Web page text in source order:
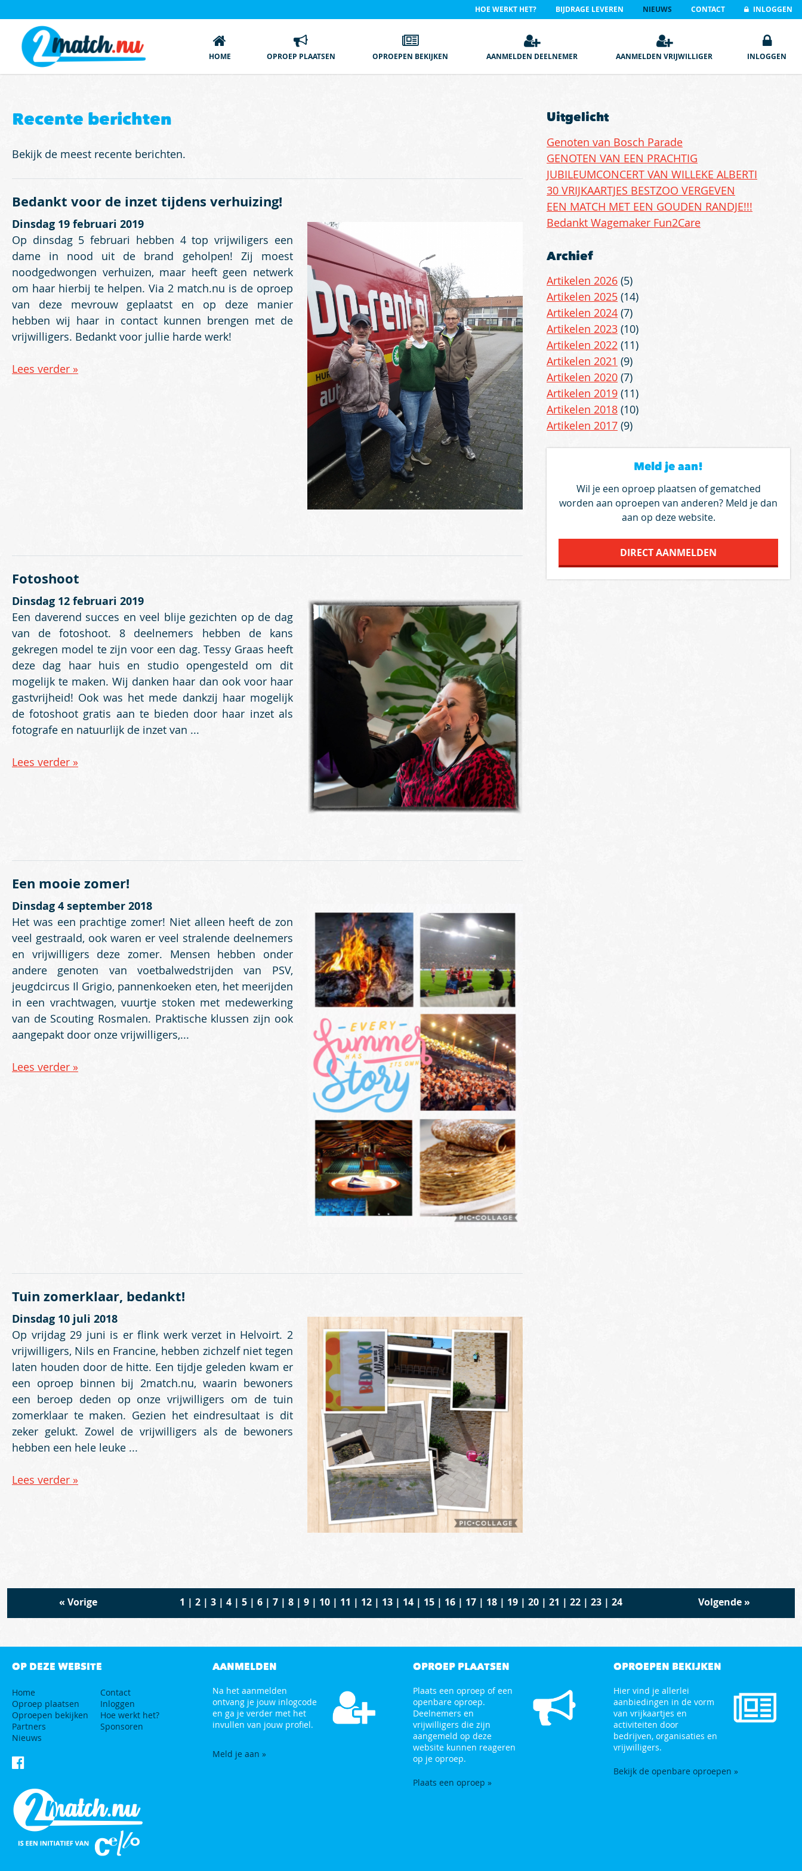
INLOGGEN
CONTACT
NIEUWS
BIJDRAGE LEVEREN
HOE WERKT HET?
HOME OPROEP PLAATSEN OPROEPEN BEKIJKEN AANMELDEN DEELNEMER AANMELDEN VRIJWILLIGER INLOGGEN
Recente berichten
Bekijk de meest recente berichten.
Bedankt voor de inzet tijdens verhuizing!
Dinsdag 19 februari 2019
Op dinsdag 5 februari hebben 4 top vrijwiligers een
dame in nood uit de brand geholpen! Zij moest
noodgedwongen verhuizen, maar heeft geen netwerk
om haar hierbij te helpen. Via 2 match.nu is de oproep
van deze mevrouw geplaatst en op deze manier
hebben wij haar in contact kunnen brengen met de
vrijwilligers. Bedankt voor jullie harde werk!
Lees verder »
Fotoshoot
Dinsdag 12 februari 2019
Een daverend succes en veel blije gezichten op de dag
van de fotoshoot. 8 deelnemers hebben de kans
gekregen model te zijn voor een dag. Tessy Graas heeft
deze dag haar huis en studio opengesteld om dit
mogelijk te maken. Wij danken haar dan ook voor haar
gastvrijheid! Ook was het mede dankzij haar mogelijk
de fotoshoot gratis aan te bieden door haar inzet als
fotografe en natuurlijk de inzet van ...
Lees verder »
Een mooie zomer!
Dinsdag 4 september 2018
Het was een prachtige zomer! Niet alleen heeft de zon
veel gestraald, ook waren er veel stralende deelnemers
en vrijwilligers deze zomer. Mensen hebben onder
andere genoten van voetbalwedstrijden van PSV,
jeugdcircus Il Grigio, pannenkoeken eten, het meerijden
in een vrachtwagen, vuurtje stoken met medewerking
van de Scouting Rosmalen. Praktische klussen zijn ook
aangepakt door onze vrijwilligers,...
Lees verder »
Tuin zomerklaar, bedankt!
Dinsdag 10 juli 2018
Op vrijdag 29 juni is er flink werk verzet in Helvoirt. 2
vrijwilligers, Nils en Francine, hebben zichzelf niet tegen
laten houden door de hitte. Een tijdje geleden kwam er
een oproep binnen bij 2match.nu, waarin bewoners
een beroep deden op onze vrijwilligers om de tuin
zomerklaar te maken. Gezien het eindresultaat is dit
zeker gelukt. Zowel de vrijwilligers als de bewoners
hebben een hele leuke ...
Lees verder »
Uitgelicht
Genoten van Bosch Parade
GENOTEN VAN EEN PRACHTIG
JUBILEUMCONCERT VAN WILLEKE ALBERTI
30 VRIJKAARTJES BESTZOO VERGEVEN
EEN MATCH MET EEN GOUDEN RANDJE!!!
Bedankt Wagemaker Fun2Care
Archief
Artikelen 2026 (5)
Artikelen 2025 (14)
Artikelen 2024 (7)
Artikelen 2023 (10)
Artikelen 2022 (11)
Artikelen 2021 (9)
Artikelen 2020 (7)
Artikelen 2019 (11)
Artikelen 2018 (10)
Artikelen 2017 (9)
Meld je aan!
Wil je een oproep plaatsen of gematched
worden aan oproepen van anderen? Meld je dan
aan op deze website.
DIRECT AANMELDEN
« Vorige 1 | 2| 3| 4| 5| 6| 7| 8| 9| 10| 11 | 12| 13| 14| 15| 16| 17| 18| 19| 20| 21 | 22| 23| 24 Volgende»
OP DEZE WEBSITE
Home
Contact
Oproep plaatsen
Inloggen
Oproepen bekijken
Hoe werkt het?
Partners
Sponsoren
Nieuws
AANMELDEN
Na het aanmelden
ontvang je jouw inlogcode
en ga je verder met het
invullen van jouw profiel.
Meld je aan »
OPROEP PLAATSEN
Plaats een oproep of een
openbare oproep.
Deelnemers en
vrijwilligers die zijn
aangemeld op deze
website kunnen reageren
op je oproep.
Plaats een oproep »
OPROEPEN BEKIJKEN
Hier vind je allerlei
aanbiedingen in de vorm
van vrijkaartjes en
activiteiten door
bedrijven, organisaties en
vrijwilligers.
Bekijk de openbare oproepen »